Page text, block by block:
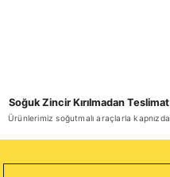
Stokta Yok
Soğuk Zincir Kırılmadan Teslimat
Ürünlerimiz soğutmalı araçlarla kapnızda